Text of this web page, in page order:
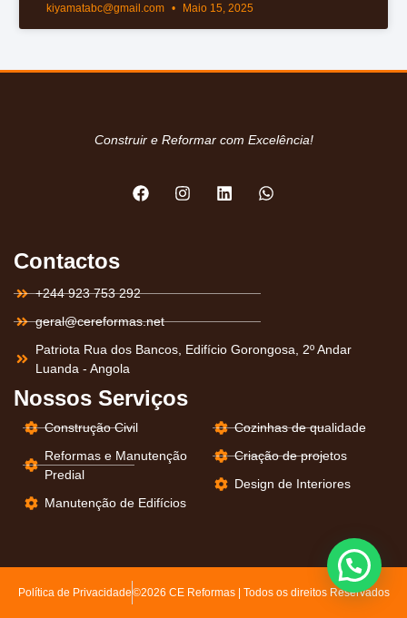
kiyamatabc@gmail.com Maio 15, 2025
Construir e Reformar com Excelência!
Contactos
+244 923 753 292
geral@cereformas.net
Patriota Rua dos Bancos, Edifício Gorongosa, 2º Andar
Luanda - Angola
Nossos Serviços
Construção Civil
Reformas e Manutenção
Predial
Manutenção de Edifícios
Cozinhas de qualidade
Criação de projetos
Design de Interiores
Política de Privacidade©2026 CE Reformas | Todos os direitos Reservados